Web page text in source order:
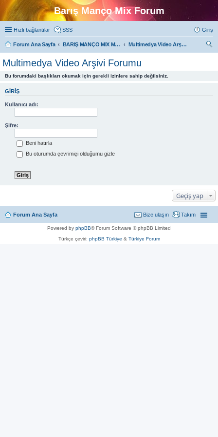
Barış Manço Mix Forum
Hızlı bağlantılar SSS Giriş
Forum Ana Sayfa BARIŞ MANÇO MIX MULTIMEDYA FORUMLARI
Multimedya Video Arşivi Forumu
Multimedya Video Arşivi Forumu
Bu forumdaki başlıkları okumak için gerekli izinlere sahip değilsiniz.
GIRIŞ
Kullanıcı adı:
Şifre:
Beni hatırla
Bu oturumda çevrimiçi olduğumu gizle
Geçiş yap
Forum Ana Sayfa Takım
Bize ulaşın
Powered by phpBB® Forum Software © phpBB Limited
Türkçe çeviri: phpBB Türkiye & Türkiye Forum